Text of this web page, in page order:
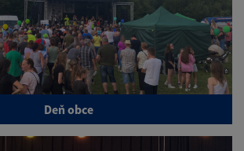
Deň obce